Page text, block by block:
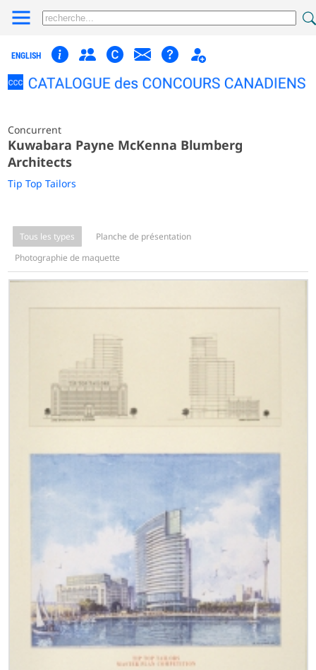
ENGLISH
Concurrent
Kuwabara Payne McKenna Blumberg
Architects
Tip Top Tailors
Tous les types
Planche de présentation
Photographie de maquette